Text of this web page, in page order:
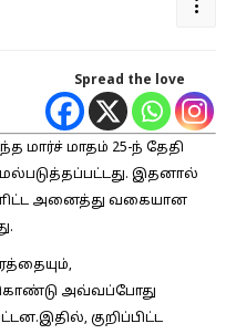
Spread the love
மாதம் 25-ந் தேதி
இதனால்
அனைத்து வகையான
கொண்டு அவ்வப்போது
குறிப்பிட்ட